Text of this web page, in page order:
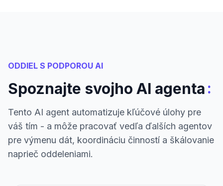
ODDIEL S PODPOROU AI
Spoznajte svojho AI agenta:
Tento AI agent automatizuje kľúčové úlohy pre
váš tím - a môže pracovať vedľa ďalších agentov
pre výmenu dát, koordináciu činností a škálovanie
naprieč oddeleniami.